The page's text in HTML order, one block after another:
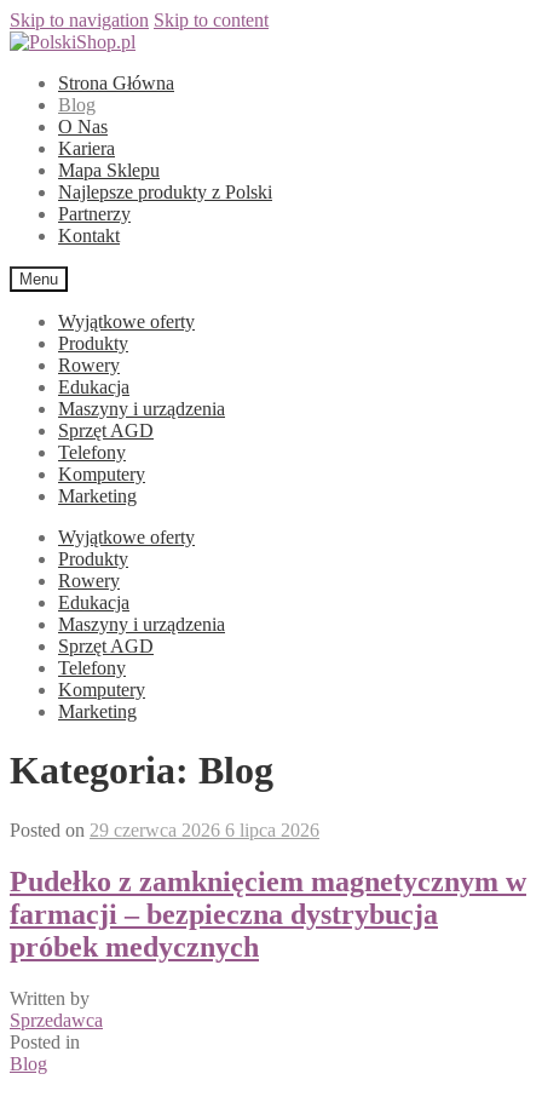
Skip to navigation Skip to content
Strona Główna
Blog
O Nas
Kariera
Mapa Sklepu
Najlepsze produkty z Polski
Partnerzy
Kontakt
Menu
Wyjątkowe oferty
Produkty
Rowery
Edukacja
Maszyny i urządzenia
Sprzęt AGD
Telefony
Komputery
Marketing
Wyjątkowe oferty
Produkty
Rowery
Edukacja
Maszyny i urządzenia
Sprzęt AGD
Telefony
Komputery
Marketing
Kategoria: Blog
Posted on 29 czerwca 2026 6 lipca 2026
Pudełko z zamknięciem magnetycznym w
farmacji – bezpieczna dystrybucja
próbek medycznych
Written by
Sprzedawca
Posted in
Blog